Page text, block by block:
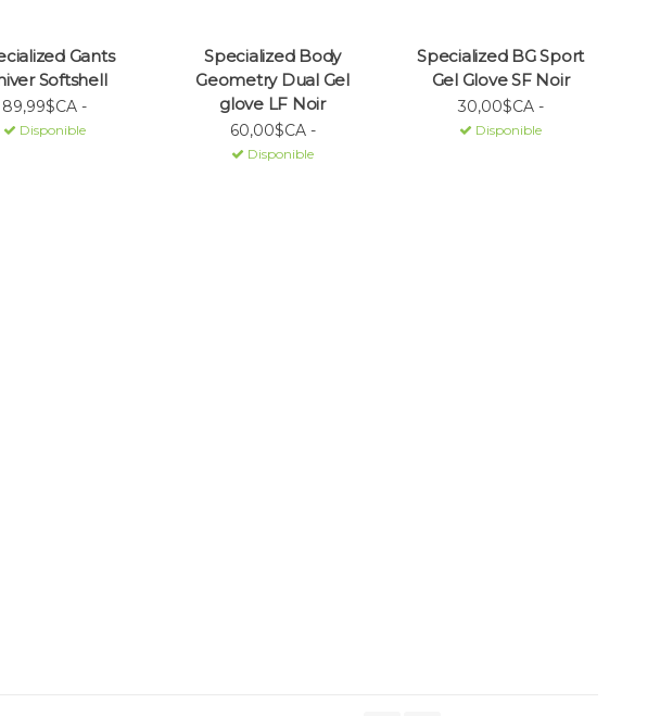
Gants
Softshell
89,99$CA -
Disponible
Specialized Body
Geometry Dual Gel
glove LF Noir
60,00$CA -
Disponible
Specialized BG Sport
Gel Glove SF Noir
30,00$CA -
Disponible